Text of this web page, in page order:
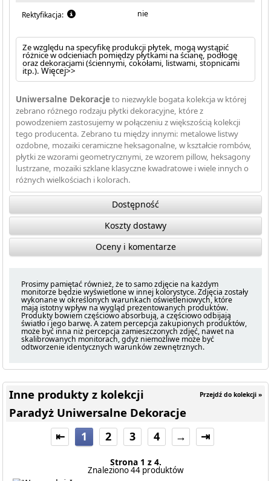
Rektyfikacja: nie
Ze względu na specyfikę produkcji płytek, mogą wystąpić
różnice w odcieniach pomiędzy płytkami na ścianę, podłogę
oraz dekoracjami (ściennymi, cokołami, listwami, stopnicami
itp.).Więcej>>
Uniwersalne Dekoracjeto niezwykle bogata kolekcja w której
zebrano różnego rodzaju płytki dekoracyjne, które z
powodzeniem zastosujemy w połączeniu z większością kolekcji
tego producenta. Zebrano tu między innymi: metalowe listwy
ozdobne, mozaiki ceramiczne heksagonalne, w kształcie rombów,
płytki ze wzorami geometrycznymi, ze wzorem pillow, heksagony
lustrzane, mozaiki szklane klasyczne kwadratowe i wiele innych o
różnych wielkościach i kolorach.
Dostępność
Koszty dostawy
Oceny i komentarze
Prosimy pamiętać również, że to samo zdjęcie na każdym
monitorze będzie wyświetlone w innej kolorystyce. Zdjęcia zostały
wykonane w określonych warunkach oświetleniowych, które
mają istotny wpływ na wygląd prezentowanych produktów.
Produkty bowiem częściowo absorbują, a częściowo odbijają
światło i jego barwę. A zatem percepcja zakupionych produktów,
może być inna niż percepcja zamieszczonych zdjęć, nawet na
skalibrowanych monitorach, gdyż niemożliwe może być
odtworzenie identycznych warunków zewnętrznych.
Przejdź do kolekcji »
Inne produkty z kolekcji
Paradyż Uniwersalne Dekoracje
⇤ 1 2 3 4 → ⇥
Strona 1 z 4.
Znaleziono 44 produktów